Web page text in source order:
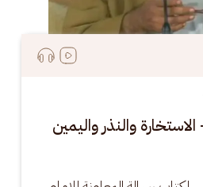
المعاونة -15- الاستخارة والنذر واليمين